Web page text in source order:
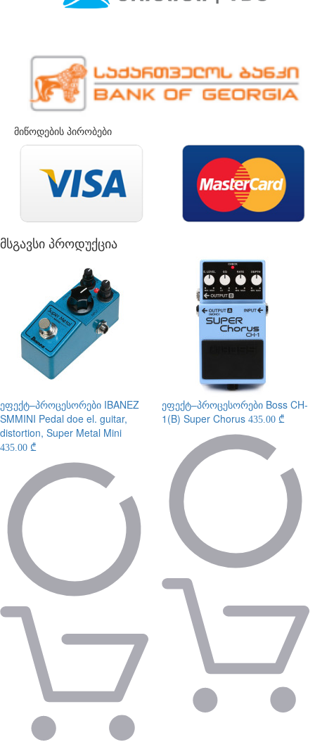
მიწოდების პირობები
მსგავსი პროდუქცია
ეფექტ–პროცესორები IBANEZ
SMMINI Pedal doe el. guitar,
distortion, Super Metal Mini
435.00 ₾
ეფექტ–პროცესორები Boss CH-
1(B) Super Chorus 435.00 ₾